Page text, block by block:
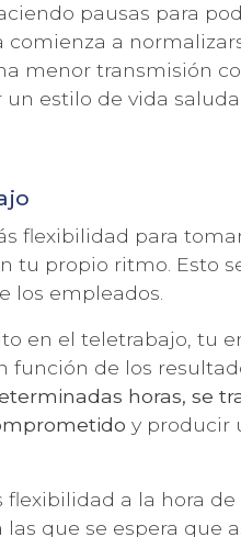
pausas para
a
menor transmisión
un estilo de vida
flexibilidad para
tu propio ritmo. Esto
los empleados.
en el teletrabajo, tu
función de los
horas, se
y producir
a la hora de
que se espera que